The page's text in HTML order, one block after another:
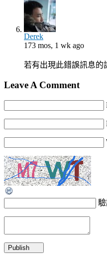
Derek
173 mos, 1 wk ago
若有出現此錯誤訊息的
Leave A Comment